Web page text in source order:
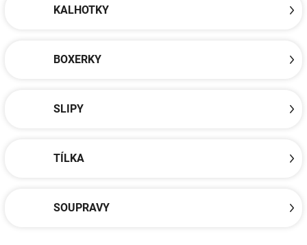
KALHOTKY
BOXERKY
SLIPY
TÍLKA
SOUPRAVY